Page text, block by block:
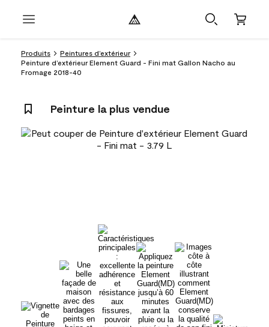
Produits
Peintures d’extérieur
Peinture d’extérieur Element Guard - Fini mat Gallon Nacho au
Fromage 2018-40
Peinture la plus vendue